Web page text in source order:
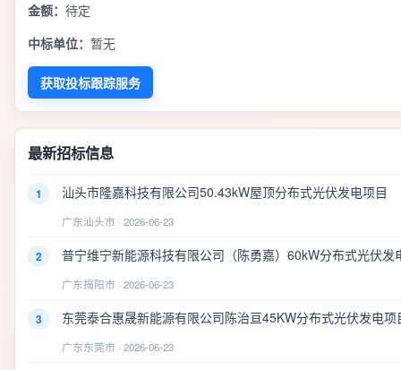
金额： 待定
中标单位： 暂无
获取投标跟踪服务
最新招标信息
1 汕头市隆嘉科技有限公司50.43kW屋顶分布式光伏发电项目
广东汕头市 · 2026-06-23
2 普宁维宁新能源科技有限公司（陈勇嘉）60kW分布式光伏发
广东揭阳市 · 2026-06-23
3 东莞泰合惠晟新能源有限公司陈治亘45KW分布式光伏发电项
广东东莞市 · 2026-06-23